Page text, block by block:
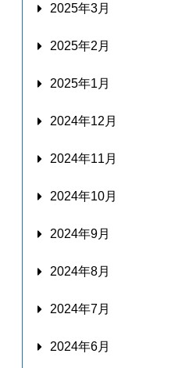
2025年3月
2025年2月
2025年1月
2024年12月
2024年11月
2024年10月
2024年9月
2024年8月
2024年7月
2024年6月